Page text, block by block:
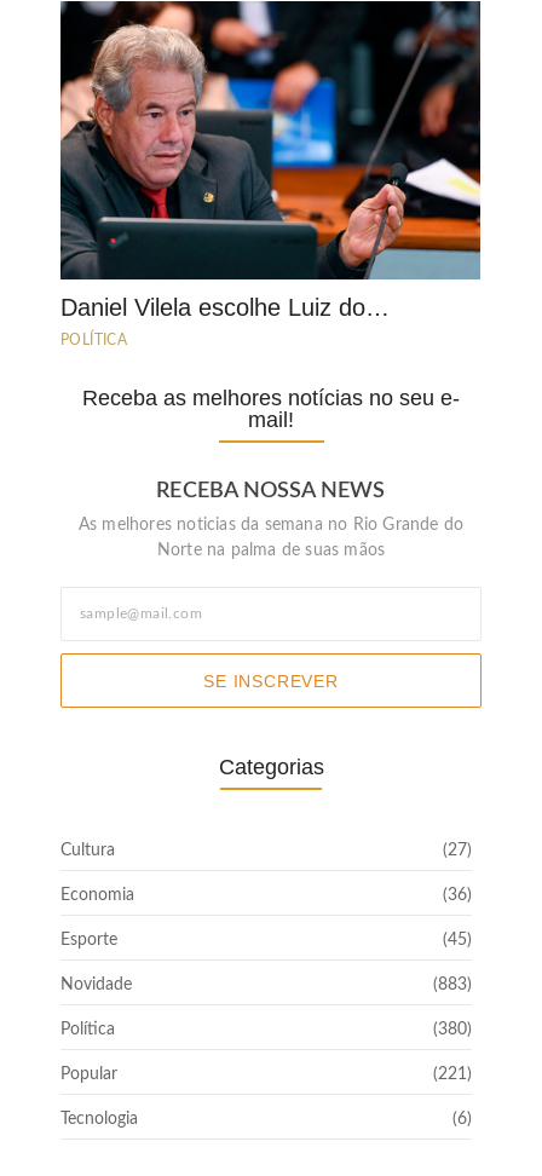
Daniel Vilela escolhe Luiz do…
POLÍTICA
Receba as melhores notícias no seu e-
mail!
RECEBA NOSSA NEWS
As melhores noticias da semana no Rio Grande do
Norte na palma de suas mãos
SE INSCREVER
Categorias
Cultura (27)
Economia (36)
Esporte (45)
Novidade (883)
Política (380)
Popular (221)
Tecnologia (6)